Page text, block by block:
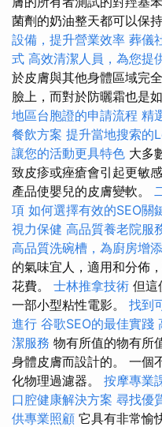
菌劑的奶油整天都可以保
設備，提升營業效率 葬儀
式 高效清潔人員，為您提
於皮膚與其他身體區域完
臉上，而對於防曬霜也是
地區台胞證的申請流程 精
餐飲方案 提升當地搜索的
讓您的活動更具特色 大多
致皮疹或痤瘡會引起更敏
產品使嬰兒的皮膚變軟。
項 如何選擇有效的SEO關
視力保健 高品質養老院服
高品質洗碗槽，為廚房增
的氣味宜人，適用和分佈
花費。 士林推拿技術 但這
一部小型粘性電影。 找到
進行 谷歌SEO的最佳實踐
潔服務 物有所值的物有所
身體皮膚而設計的。 一個
化物理過濾器。 按摩專業
口腔健康解決方案 尋找優
供專業照顧 它具有非常愉